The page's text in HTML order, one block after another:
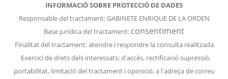
INFORMACIÓ SOBRE PROTECCIÓ DE DADES
Responsable del tractament: GABINETE ENRIQUE DE LA ORDEN
Base jurídica del tractament: consentiment
Finalitat deltractament: atendre i respondre la consulta realitzada
Exercici de drets dels interessats: d'accés, rectificació supressió,
portabilitat, limitació del tractament i oposició, a l'adreça de correu